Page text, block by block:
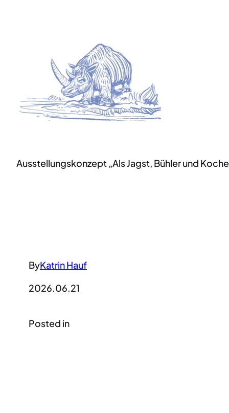
Ausstellungskonzept „Als Jagst, Bühler und
ByKatrin Hauf
2026.06.21
Posted in